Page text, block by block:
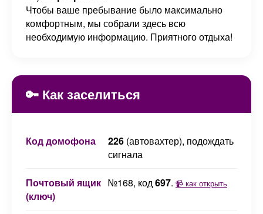
Чтобы ваше пребывание было максимально
комфортным, мы собрали здесь всю
необходимую информацию. Приятного отдыха!
🔑 Как заселиться
Код домофона 226 (автовахтер), подождать
сигнала
Почтовый ящик
(ключ)
№168, код697. 📹 как открыть